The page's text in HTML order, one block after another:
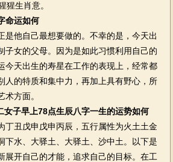
猩生肖意。
命运如何
他自己最想要做的。不幸的是，今天出
子女的父母。因为是如此习惯利用自己的
今天出生的寿星在工作的表现上，经常都
人的特质和集中力，再加上具有野心，所
方面。
女子早上78点生辰八字一生的运势如何
丑戊申戊申丙辰，五行属性为火土土金
下水、大驿土、大驿土、沙中土。以下是
展开自己的才能，追求自己的目标。在工